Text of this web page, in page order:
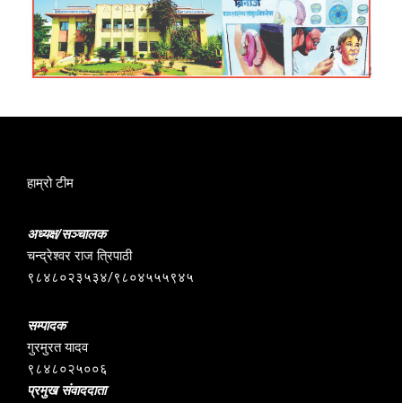
हाम्रो टीम
अध्यक्ष/सञ्चालक
चन्द्रेश्वर राज त्रिपाठी
९८४८०२३५३४/९८०४५५५९४५
सम्पादक
गुरमुरत यादव
९८४८०२५००६
प्रमुख संवाददाता